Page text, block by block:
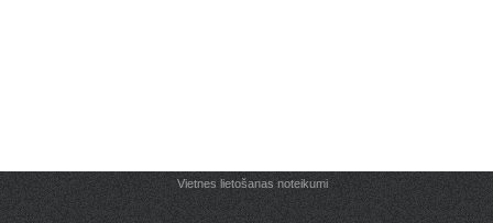
Vietnes lietošanas noteikumi